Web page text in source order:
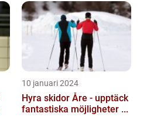
10 januari 2024
Hyra skidor Åre - upptäck
fantastiska möjligheter ...